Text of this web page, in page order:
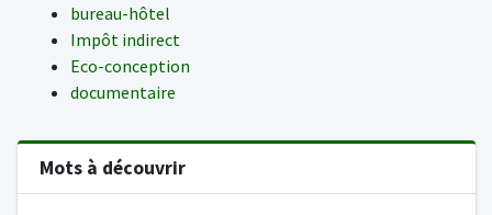
bureau-hôtel
Impôt indirect
Eco-conception
documentaire
Mots à découvrir